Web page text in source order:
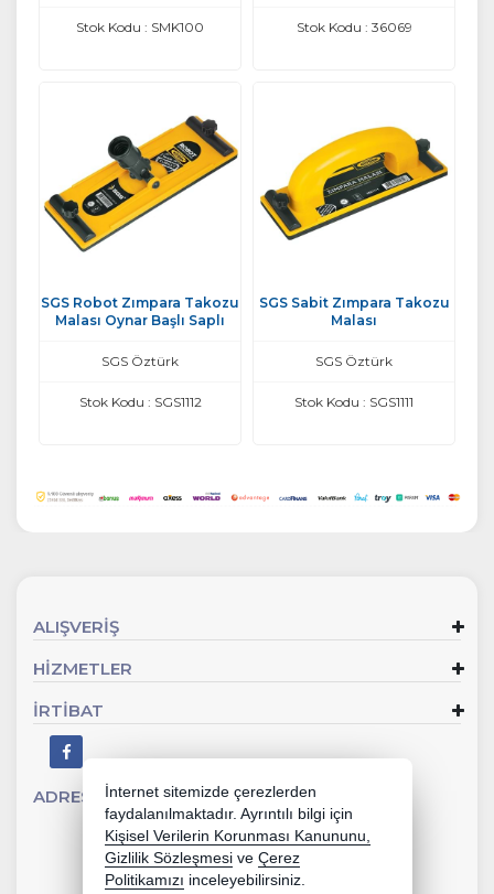
Stok Kodu : SMK100 Stok Kodu : 36069
SGS Robot Zımpara Takozu
Malası Oynar Başlı Saplı
SGS Öztürk
Stok Kodu : SGS1112
SGS Sabit Zımpara Takozu
Malası
SGS Öztürk
Stok Kodu : SGS1111
ALIŞVERİŞ
HİZMETLER
İRTİBAT
ADRES Sevgi Mahallesi 902 Sk No:2 Gaziemir - İZMİR
İnternet sitemizde çerezlerden
faydalanılmaktadır. Ayrıntılı bilgi için
Kişisel Verilerin Korunması Kanununu,
Gizlilik Sözleşmesi ve Çerez
Politikamızı inceleyebilirsiniz.